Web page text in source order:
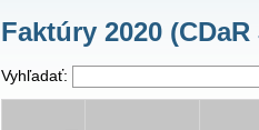
Faktúry 2020
Vyhľadať: